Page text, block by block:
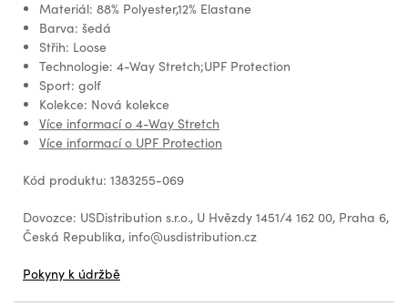
Materiál: 88% Polyester,12% Elastane
Barva: šedá
Střih: Loose
Technologie: 4-Way Stretch;UPF Protection
Sport: golf
Kolekce: Nová kolekce
Více informací o 4-Way Stretch
Více informací o UPF Protection
Kód produktu: 1383255-069
Dovozce: USDistribution s.r.o., U Hvězdy 1451/4 162 00, Praha 6,
Česká Republika, info@usdistribution.cz
Pokyny k údržbě